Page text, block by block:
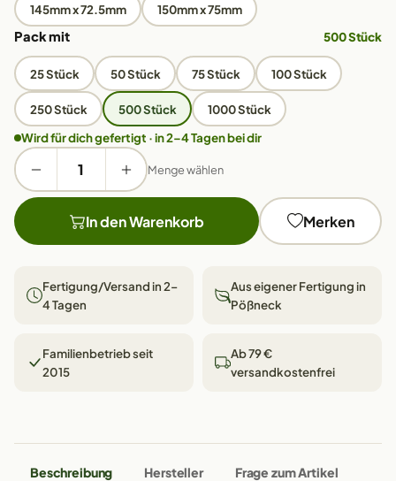
145mm x 72.5mm 150mm x 75mm
Pack mit 500 Stück
25 Stück 50 Stück 75 Stück 100 Stück
250 Stück 500 Stück
1000 Stück
Wird für dich gefertigt · in 2–4 Tagen bei dir
Menge wählen
In den Warenkorb Merken
Fertigung/Versand in 2–
4 Tagen
Aus eigener Fertigung in
Pößneck
Familienbetrieb seit
2015
Ab 79 €
versandkostenfrei
Beschreibung Hersteller Frage zum Artikel